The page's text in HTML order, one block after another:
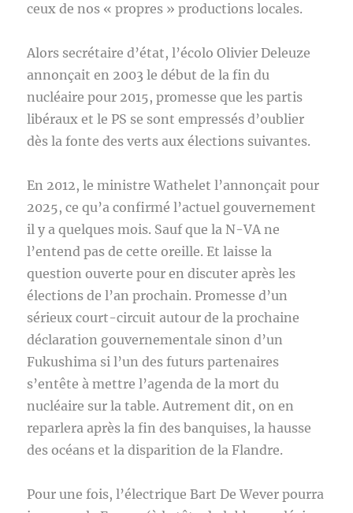
ceux de nos « propres » productions locales.
Alors secrétaire d’état, l’écolo Olivier Deleuze
annonçait en 2003 le début de la fin du
nucléaire pour 2015, promesse que les partis
libéraux et le PS se sont empressés d’oublier
dès la fonte des verts aux élections suivantes.
En 2012, le ministre Wathelet l’annonçait pour
2025, ce qu’a confirmé l’actuel gouvernement
il y a quelques mois. Sauf que la N-VA ne
l’entend pas de cette oreille. Et laisse la
question ouverte pour en discuter après les
élections de l’an prochain. Promesse d’un
sérieux court-circuit autour de la prochaine
déclaration gouvernementale sinon d’un
Fukushima si l’un des futurs partenaires
s’entête à mettre l’agenda de la mort du
nucléaire sur la table. Autrement dit, on en
reparlera après la fin des banquises, la hausse
des océans et la disparition de la Flandre.
Pour une fois, l’électrique Bart De Wever pourra